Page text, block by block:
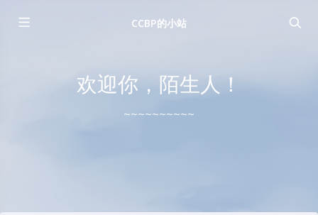
CCBP的小站
欢迎你，陌生人！
~~~~~~~~~~